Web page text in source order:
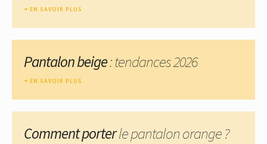
EN SAVOIR PLUS
Pantalon beige: tendances 2026
EN SAVOIR PLUS
Comment porterle pantalon orange ?